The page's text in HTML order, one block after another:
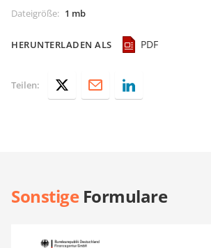
Dateigröße: 1 mb
HERUNTERLADEN ALS PDF
Teilen:
SonstigeFormulare